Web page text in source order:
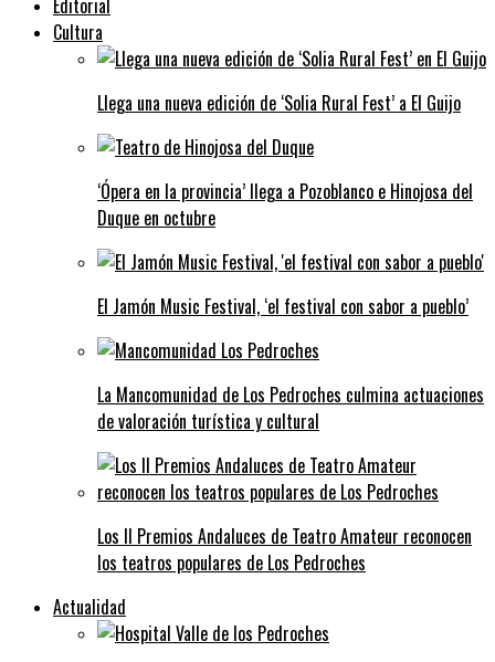
Editorial
Cultura
Llega una nueva edición de ‘Solia Rural Fest’ a El Guijo
‘Ópera en la provincia’ llega a Pozoblanco e Hinojosa del
Duque en octubre
El Jamón Music Festival, ‘el festival con sabor a pueblo’
La Mancomunidad de Los Pedroches culmina actuaciones
de valoración turística y cultural
Los II Premios Andaluces de Teatro Amateur reconocen
los teatros populares de Los Pedroches
Actualidad